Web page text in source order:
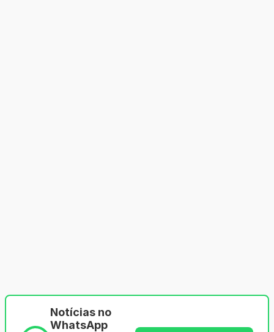
Notícias no
WhatsApp